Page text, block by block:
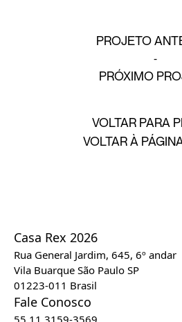
PROJETO
PRÓXIMO
VOLTAR PARA
VOLTAR À
Casa Rex 2026
Rua General Jardim, 645, 6º andar
Vila Buarque São Paulo SP
01223-011 Brasil
Fale Conosco